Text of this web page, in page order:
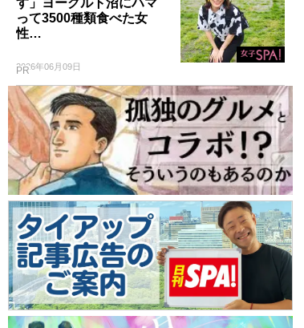
って3500種類食べた女
性…
2026年06月09日
PR